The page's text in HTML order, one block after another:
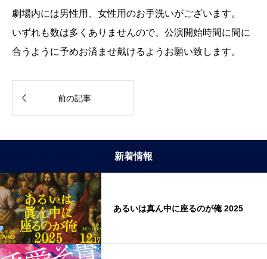
劇場内には男性用、女性用のお手洗いがございます。
いずれも数は多くありませんので、公演開始時間に間に
合うように予めお済ませ戴けるようお願い致します。
 前の記事
新着情報
あるいは真ん中に座るのが俺 2025